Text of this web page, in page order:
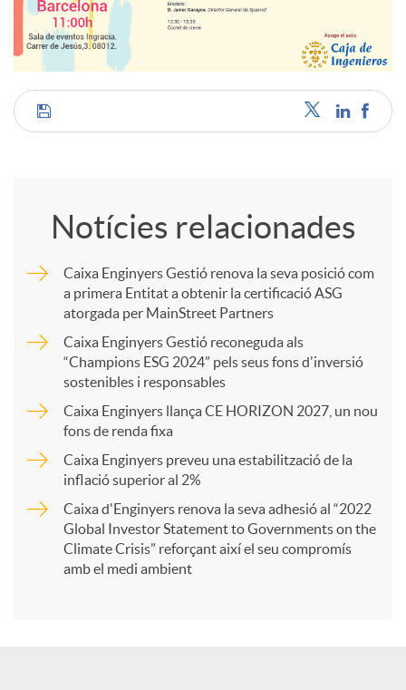
C
m
r
Notícies relacionades
Caixa Enginyers Gestió renova la seva posició com
a primera Entitat a obtenir la certificació ASG
atorgada per MainStreet Partners
Caixa Enginyers Gestió reconeguda als
“Champions ESG 2024” pels seus fons d'inversió
sostenibles i responsables
Caixa Enginyers llança CE HORIZON 2027, un nou
fons de renda fixa
Caixa Enginyers preveu una estabilització de la
inflació superior al 2%
Caixa d'Enginyers renova la seva adhesió al “2022
Global Investor Statement to Governments on the
Climate Crisis” reforçant així el seu compromís
amb el medi ambient